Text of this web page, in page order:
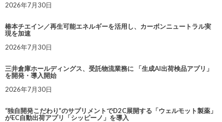
2026年7月30日
椿本チエイン／再生可能エネルギーを活用し、カーボンニュートラル実
現を加速
2026年7月30日
三井倉庫ホールディングス、受託物流業務に 「生成AI出荷検品アプリ」
を開発・導入開始
2026年7月30日
“独自開発こだわり”のサプリメントでD2C展開する「ウェルモット製薬」
がEC自動出荷アプリ「シッピーノ」を導入